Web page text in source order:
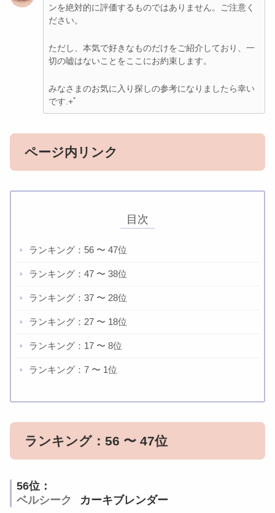
ンを絶対的に評価するものではありません。ご注意く
ださい。
ただし、本気で好きなものだけをご紹介しており、一
切の嘘はないことをここにお約束します。
みなさまのお気に入り探しの参考になりましたら幸い
です.+ﾟ
ページ内リンク
目次
ランキング：56 〜 47位
ランキング：47 〜 38位
ランキング：37 〜 28位
ランキング：27 〜 18位
ランキング：17 〜 8位
ランキング：7 〜 1位
ランキング：56 〜 47位
56位：
ベルシーク
カーキブレンダー